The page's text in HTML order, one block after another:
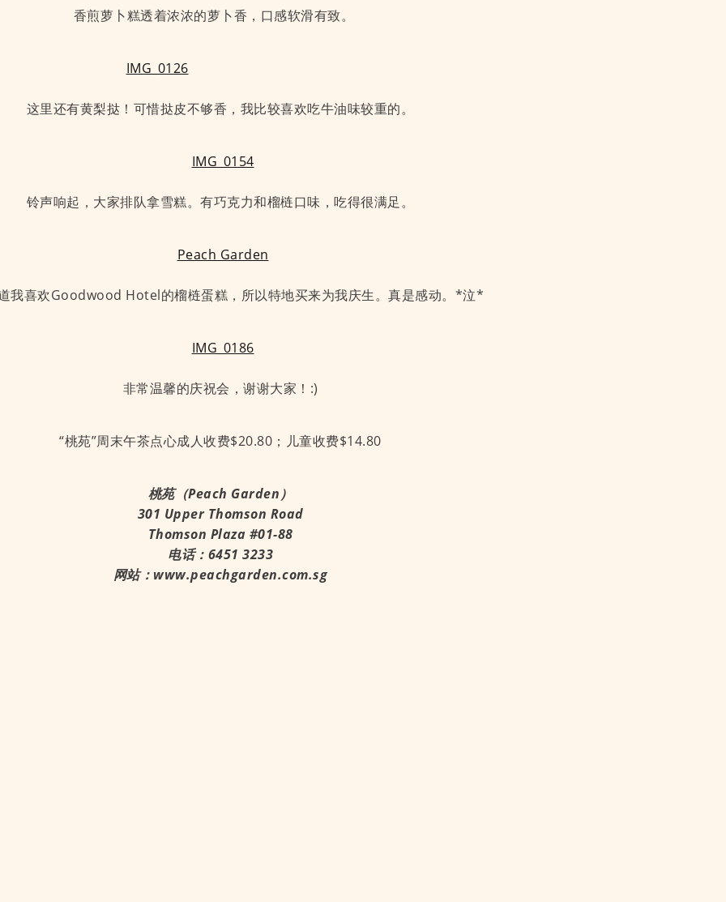
香煎萝卜糕透着浓浓的萝卜香，口感软滑有致。
这里还有黄梨挞！可惜挞皮不够香，我比较喜欢吃牛油味较重的。
铃声响起，大家排队拿雪糕。有巧克力和榴梿口味，吃得很满足。
我喜欢Goodwood Hotel的榴梿蛋糕，所以特地买来为我庆生。真是感动。*泣*
非常温馨的庆祝会，谢谢大家！:)
“桃苑”周末午茶点心成人收费$20.80；儿童收费$14.80
桃苑（Peach Garden）
301 Upper Thomson Road
Thomson Plaza #01-88
电话：6451 3233
网站：www.peachgarden.com.sg